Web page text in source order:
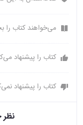
می‌خواهند کتاب را
کتاب را پیشنهاد
کتاب را پیشنهاد
نظر